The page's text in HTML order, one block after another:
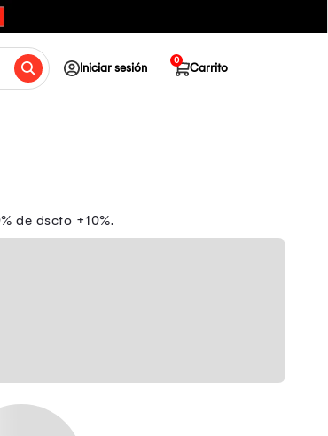
Iniciar sesión Carrito
0
de dscto +10%.